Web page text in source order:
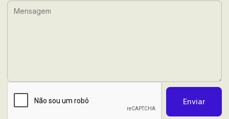
Enviar